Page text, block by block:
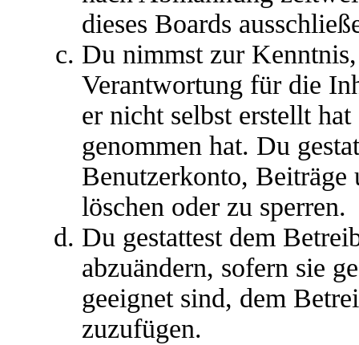
dieses Boards
Du nimmst zur
Verantwortung für die
er nicht selbst erstellt
genommen hat. Du
Benutzerkonto,
löschen oder zu sperren.
Du gestattest dem
abzuändern, sofern sie
geeignet sind, dem
zuzufügen.